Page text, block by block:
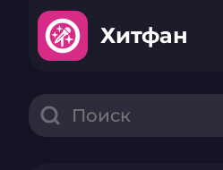
Хитфан